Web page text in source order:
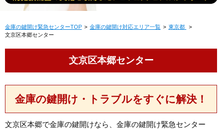
金庫の鍵開け緊急センターTOP 金庫の鍵開け対応エリア一覧
東京都
文京区本郷センター
文京区本郷センター
金庫の鍵開け・トラブルをすぐに解決！
文京区本郷で金庫の鍵開けなら、金庫の鍵開け緊急センター